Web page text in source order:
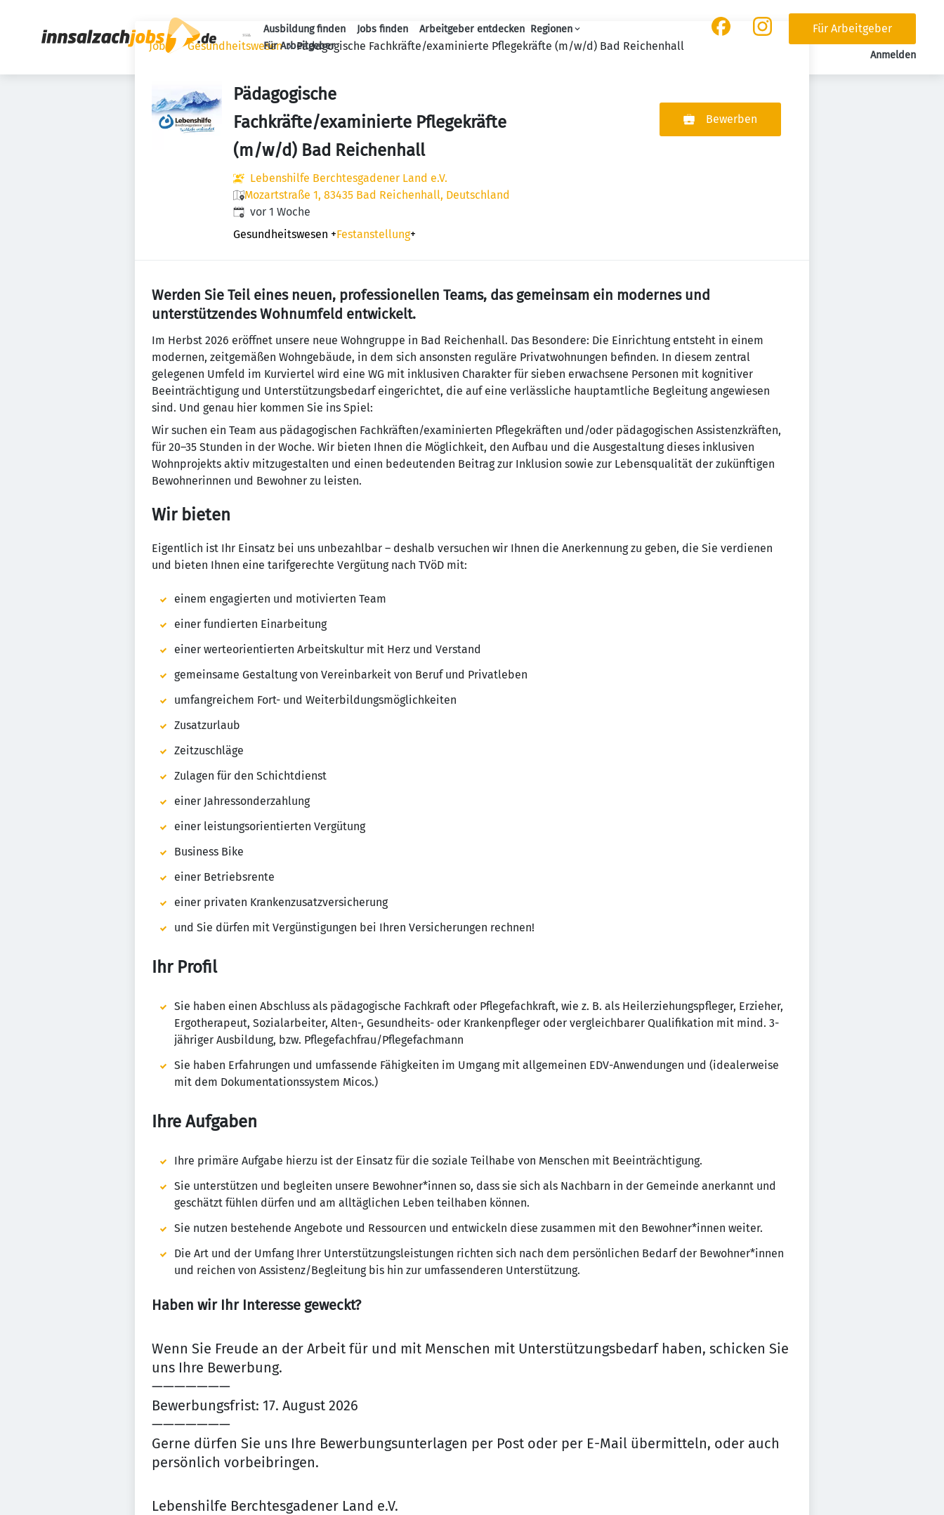
Haupt-Navigation
Ausbildung finden Jobs finden Arbeitgeber entdecken Regionen
Für Arbeitgeber
Für Arbeitgeber
Anmelden
Jobs Gesundheitswesen Pädagogische Fachkräfte/examinierte Pflegekräfte (m/w/d) Bad Reichenhall
Pädagogische
Fachkräfte/examinierte Pflegekräfte
(m/w/d) Bad Reichenhall
Lebenshilfe Berchtesgadener Land e.V.
Mozartstraße 1, 83435 Bad Reichenhall, Deutschland
Veröffentlicht:
vor 1 Woche
Gesundheitswesen +Festanstellung+
Bewerben
Werden Sie Teil eines neuen, professionellen Teams, das gemeinsam ein modernes und
unterstützendes Wohnumfeld entwickelt.
Im Herbst 2026 eröffnet unsere neue Wohngruppe in Bad Reichenhall. Das Besondere: Die Einrichtung entsteht in einem
modernen, zeitgemäßen Wohngebäude, in dem sich ansonsten reguläre Privatwohnungen befinden. In diesem zentral
gelegenen Umfeld im Kurviertel wird eine WG mit inklusiven Charakter für sieben erwachsene Personen mit kognitiver
Beeinträchtigung und Unterstützungsbedarf eingerichtet, die auf eine verlässliche hauptamtliche Begleitung angewiesen
sind. Und genau hier kommen Sie ins Spiel:
Wir suchen ein Team aus pädagogischen Fachkräften/examinierten Pflegekräften und/oder pädagogischen Assistenzkräften,
für 20–35 Stunden in der Woche. Wir bieten Ihnen die Möglichkeit, den Aufbau und die Ausgestaltung dieses inklusiven
Wohnprojekts aktiv mitzugestalten und einen bedeutenden Beitrag zur Inklusion sowie zur Lebensqualität der zukünftigen
Bewohnerinnen und Bewohner zu leisten.
Wir bieten
Eigentlich ist Ihr Einsatz bei uns unbezahlbar – deshalb versuchen wir Ihnen die Anerkennung zu geben, die Sie verdienen
und bieten Ihnen eine tarifgerechte Vergütung nach TVöD mit:
einem engagierten und motivierten Team
einer fundierten Einarbeitung
einer werteorientierten Arbeitskultur mit Herz und Verstand
gemeinsame Gestaltung von Vereinbarkeit von Beruf und Privatleben
umfangreichem Fort- und Weiterbildungsmöglichkeiten
Zusatzurlaub
Zeitzuschläge
Zulagen für den Schichtdienst
einer Jahressonderzahlung
einer leistungsorientierten Vergütung
Business Bike
einer Betriebsrente
einer privaten Krankenzusatzversicherung
und Sie dürfen mit Vergünstigungen bei Ihren Versicherungen rechnen!
Ihr Profil
Sie haben einen Abschluss als pädagogische Fachkraft oder Pflegefachkraft, wie z. B. als Heilerziehungspfleger, Erzieher,
Ergotherapeut, Sozialarbeiter, Alten-, Gesundheits- oder Krankenpfleger oder vergleichbarer Qualifikation mit mind. 3-
jähriger Ausbildung, bzw. Pflegefachfrau/Pflegefachmann
Sie haben Erfahrungen und umfassende Fähigkeiten im Umgang mit allgemeinen EDV-Anwendungen und (idealerweise
mit dem Dokumentationssystem Micos.)
Ihre Aufgaben
Ihre primäre Aufgabe hierzu ist der Einsatz für die soziale Teilhabe von Menschen mit Beeinträchtigung.
Sie unterstützen und begleiten unsere Bewohner*innen so, dass sie sich als Nachbarn in der Gemeinde anerkannt und
geschätzt fühlen dürfen und am alltäglichen Leben teilhaben können.
Sie nutzen bestehende Angebote und Ressourcen und entwickeln diese zusammen mit den Bewohner*innen weiter.
Die Art und der Umfang Ihrer Unterstützungsleistungen richten sich nach dem persönlichen Bedarf der Bewohner*innen
und reichen von Assistenz/Begleitung bis hin zur umfassenderen Unterstützung.
Haben wir Ihr Interesse geweckt?
Wenn Sie Freude an der Arbeit für und mit Menschen mit Unterstützungsbedarf haben, schicken Sie
uns Ihre Bewerbung.
———————
Bewerbungsfrist: 17. August 2026
———————
Gerne dürfen Sie uns Ihre Bewerbungsunterlagen per Post oder per E-Mail übermitteln, oder auch
persönlich vorbeibringen.
Lebenshilfe Berchtesgadener Land e.V.